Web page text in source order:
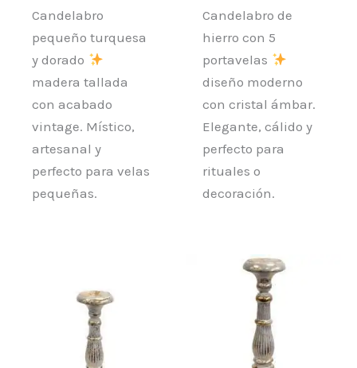
Candelabro
pequeño turquesa
y dorado
madera tallada
con acabado
vintage. Místico,
artesanal y
perfecto para velas
pequeñas.
Candelabro de
hierro con 5
portavelas
diseño moderno
con cristal ámbar.
Elegante, cálido y
perfecto para
rituales o
decoración.